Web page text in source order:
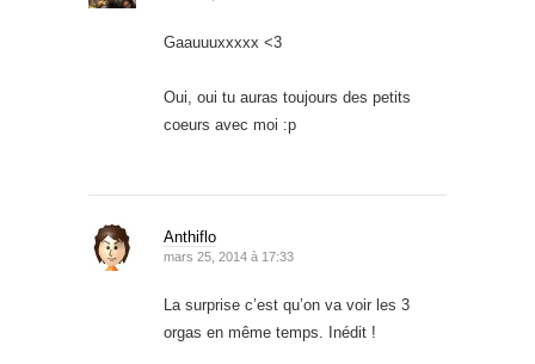
Gaauuuxxxxx <3
Oui, oui tu auras toujours des petits
coeurs avec moi :p
Anthiflo
mars 25, 2014 à 17:33
La surprise c’est qu’on va voir les 3
orgas en même temps. Inédit !